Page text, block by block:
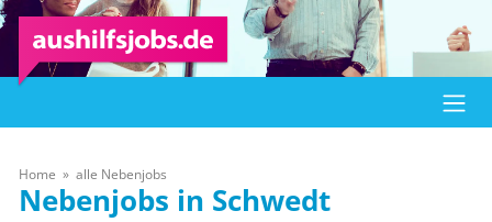
Home alle Nebenjobs
Schwedt